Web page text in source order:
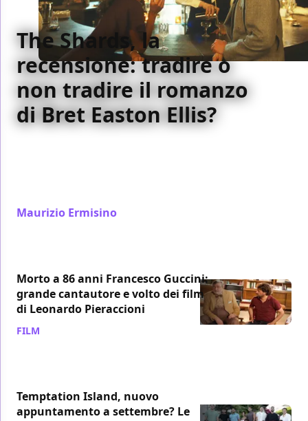
The Shards, la
recensione: tradire o
non tradire il romanzo
di Bret Easton Ellis?
Maurizio Ermisino
Morto a 86 anni Francesco Guccini:
grande cantautore e volto dei film
di Leonardo Pieraccioni
FILM
Temptation Island, nuovo
appuntamento a settembre? Le